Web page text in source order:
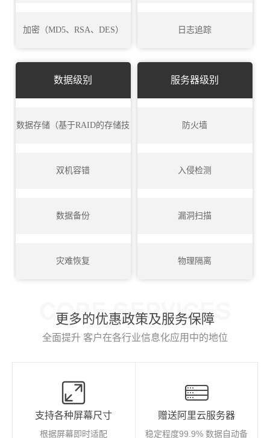
加密（MD5、RSA、DES） 日志追踪
数据级别
数据存储（基于RAID的存储技
双机容错
数据备份
灾难恢复
服务器级别
防火墙
入侵检测
漏洞扫描
物理隔离
CORE SERVICES
更多的优惠政策及服务保障
全面提升 客户在各行业信息化应用中的地位
支持各种屏幕尺寸
根据屏幕即时适配
赠送阿里云服务器
稳定程度99.9% 数据自动备